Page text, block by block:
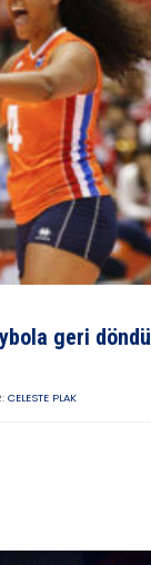
geri döndü
CELESTE PLAK